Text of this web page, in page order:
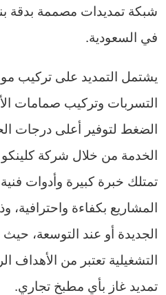
شبكة تمديدات مصممة بدقة
في السعودية.
يشتمل التمديد على تركيب
التسربات وتركيب صمامات
الضغط لتوفير أعلى درجات
الخدمة من خلال شركة
تمتلك خبرة كبيرة وأدوات
المشاريع بكفاءة
الجديدة أو عند التوسعة، حيث
التشغيلية تعتبر من
تمديد غاز بأي مطبخ تجاري.